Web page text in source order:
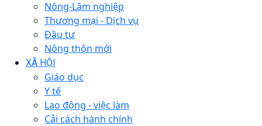
Nông-Lâm nghiệp
Thương mại - Dịch vụ
Đầu tư
Nông thôn mới
XÃ HỘI
Giáo dục
Y tế
Lao động - việc làm
Cải cách hành chính